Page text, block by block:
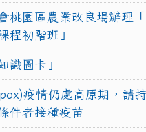
桃園區農業改良場辦理
程初階班」
識圖卡」
疫情仍處高原期，請
件者接種疫苗